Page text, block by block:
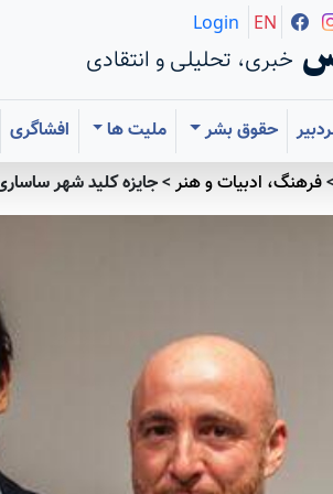
خبری، تحلیلی و انتقادی
Login EN
حقوق بشر ملیت ها افشاگری
فرهنگ، ادبیات و هنر>جایزه کلید شهر